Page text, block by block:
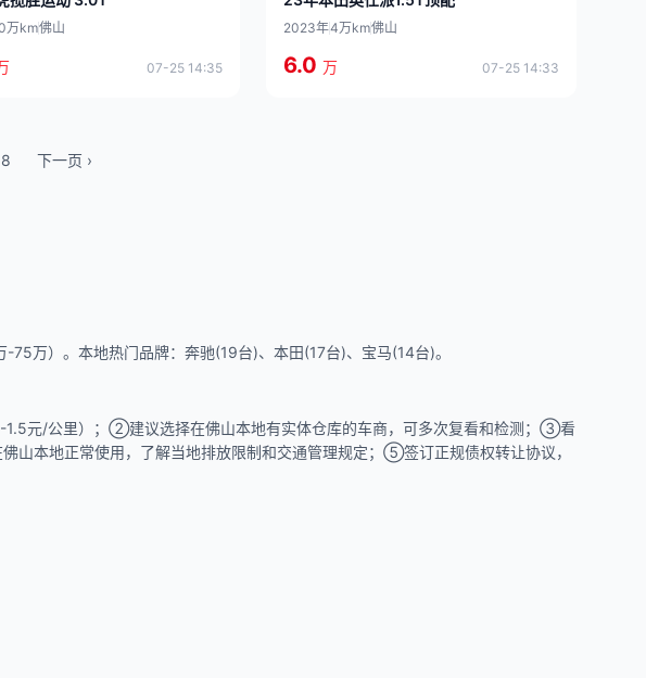
万km佛山
07-25 14:35
2023年4万km佛山
6.0 万 07-25 14:33
下一页 ›
万）。本地热门品牌：奔驰(19台)、本田(17台)、宝马(14台)。
元/公里）；②建议选择在佛山本地有实体仓库的车商，可多次复看和检测；③看
本地正常使用，了解当地排放限制和交通管理规定；⑤签订正规债权转让协议，